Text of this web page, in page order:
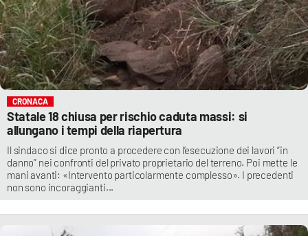
CRONACA
Statale 18 chiusa per rischio caduta massi: si
allungano i tempi della riapertura
Il sindaco si dice pronto a procedere con l’esecuzione dei lavori “in
danno” nei confronti del privato proprietario del terreno. Poi mette le
mani avanti: «Intervento particolarmente complesso». I precedenti
non sono incoraggianti...